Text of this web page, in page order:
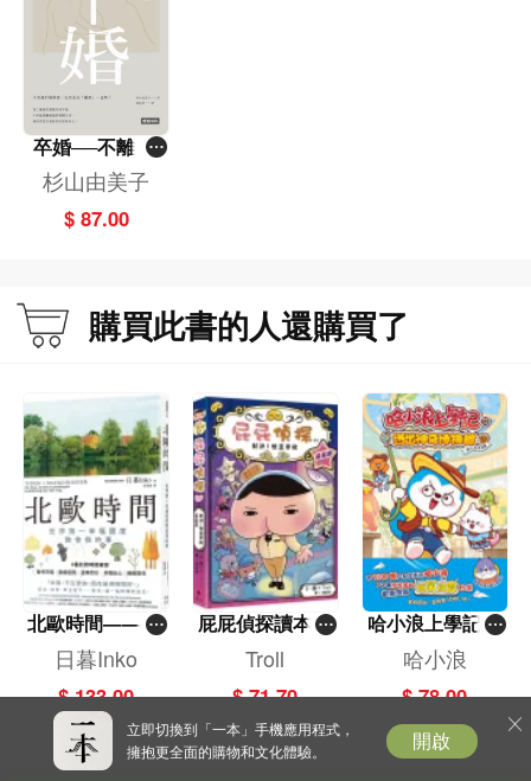
卒婚──不離婚
的幸福選擇
杉山由美子
$ 87.00
購買此書的人還購買了
北歐時間——世
界第一幸福國度
教會我的事
日暮Inko
$ 133.00
屁屁偵探讀本(1
3)－－對決！怪
篇）
Troll
$ 71.70
哈小浪上學記(1
3)——逃出神奇
博物館
哈小浪
$ 78.00
立即切換到「一本」手機應用程式，
擁抱更全面的購物和文化體驗。
開啟